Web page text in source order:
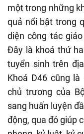
một trong những
quả nổi bật trong
diện công tác
Đây là khoá thứ
tuyển sinh trên
Khoá D46 cũng
chủ trương của
sang huấn luyện
động, qua đó giúp